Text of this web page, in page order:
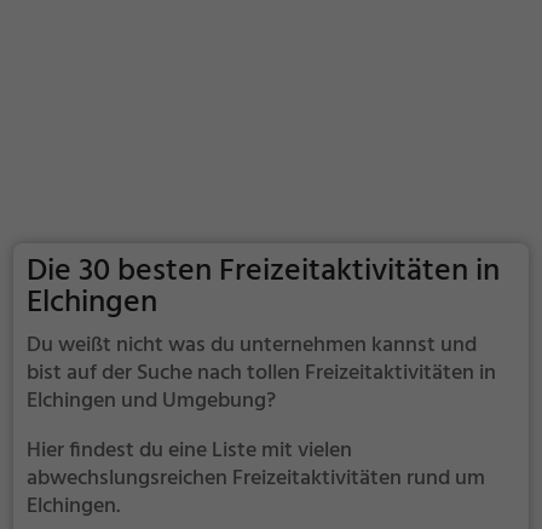
Die 30 besten Freizeitaktivitäten in
Elchingen
Du weißt nicht was du unternehmen kannst und
bist auf der Suche nach tollen Freizeitaktivitäten in
Elchingen und Umgebung?
Hier findest du eine Liste mit vielen
abwechslungsreichen Freizeitaktivitäten rund um
Elchingen.